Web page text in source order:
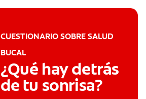
CUESTIONARIO SOBRE SALUD
BUCAL
¿Qué hay detrás
de tu sonrisa?